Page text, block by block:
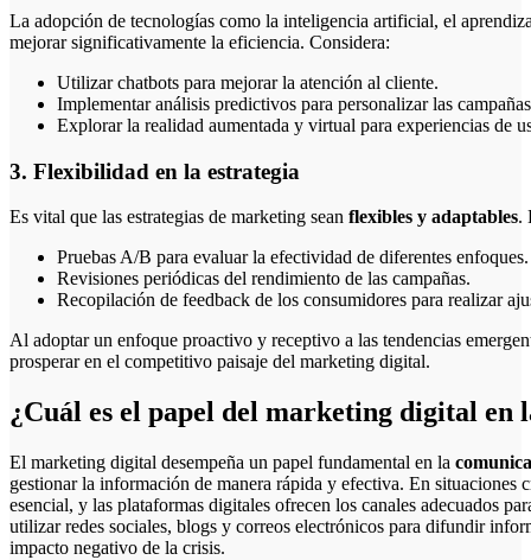
La adopción de tecnologías como la inteligencia artificial, el
mejorar significativamente la eficiencia. Considera:
Utilizar chatbots para mejorar la atención al cliente.
Implementar análisis predictivos para personalizar las
Explorar la realidad aumentada y virtual para experiencias de
3. Flexibilidad en la estrategia
Es vital que las estrategias de marketing sean flexibles y adaptables.
Pruebas A/B para evaluar la efectividad de diferentes enfoques.
Revisiones periódicas del rendimiento de las campañas.
Recopilación de feedback de los consumidores para realizar
Al adoptar un enfoque proactivo y receptivo a las tendencias
prosperar en el competitivo paisaje del marketing digital.
¿Cuál es el papel del marketing digital en
El marketing digital desempeña un papel fundamental en la
gestionar la información de manera rápida y efectiva. En situaciones
esencial, y las plataformas digitales ofrecen los canales adecuados
utilizar redes sociales, blogs y correos electrónicos para difundir
impacto negativo de la crisis.